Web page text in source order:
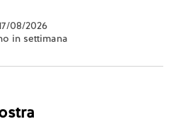
08/2026
in settimana